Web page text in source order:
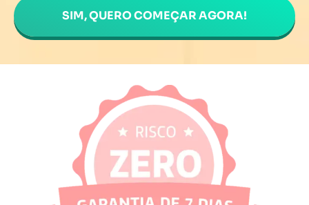
SIM, QUERO COMEÇAR AGORA!